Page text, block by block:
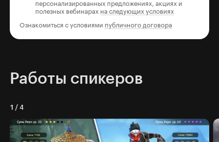
персонализированных предложениях, акциях и
полезных вебинарах на следующих условиях
Ознакомиться с условиями публичного договора
Работы спикеров
1 / 4